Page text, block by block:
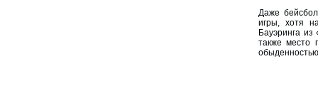
Даже
игры, хотя
Бауэринга
также место